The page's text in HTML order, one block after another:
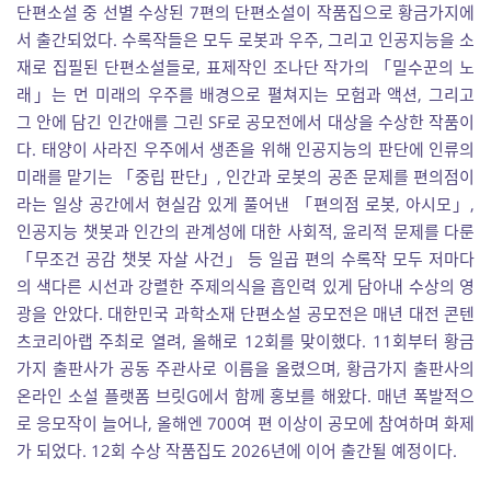
단편소설 중 선별 수상된 7편의 단편소설이 작품집으로 황금가지에
서 출간되었다. 수록작들은 모두 로봇과 우주, 그리고 인공지능을 소
재로 집필된 단편소설들로, 표제작인 조나단 작가의 「밀수꾼의 노
래」는 먼 미래의 우주를 배경으로 펼쳐지는 모험과 액션, 그리고
그 안에 담긴 인간애를 그린 SF로 공모전에서 대상을 수상한 작품이
다. 태양이 사라진 우주에서 생존을 위해 인공지능의 판단에 인류의
미래를 맡기는 「중립 판단」, 인간과 로봇의 공존 문제를 편의점이
라는 일상 공간에서 현실감 있게 풀어낸 「편의점 로봇, 아시모」,
인공지능 챗봇과 인간의 관계성에 대한 사회적, 윤리적 문제를 다룬
「무조건 공감 챗봇 자살 사건」 등 일곱 편의 수록작 모두 저마다
의 색다른 시선과 강렬한 주제의식을 흡인력 있게 담아내 수상의 영
광을 안았다. 대한민국 과학소재 단편소설 공모전은 매년 대전 콘텐
츠코리아랩 주최로 열려, 올해로 12회를 맞이했다. 11회부터 황금
가지 출판사가 공동 주관사로 이름을 올렸으며, 황금가지 출판사의
온라인 소설 플랫폼 브릿G에서 함께 홍보를 해왔다. 매년 폭발적으
로 응모작이 늘어나, 올해엔 700여 편 이상이 공모에 참여하며 화제
가 되었다. 12회 수상 작품집도 2026년에 이어 출간될 예정이다.